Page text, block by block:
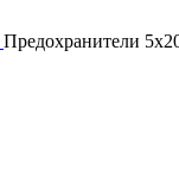
Предохранители